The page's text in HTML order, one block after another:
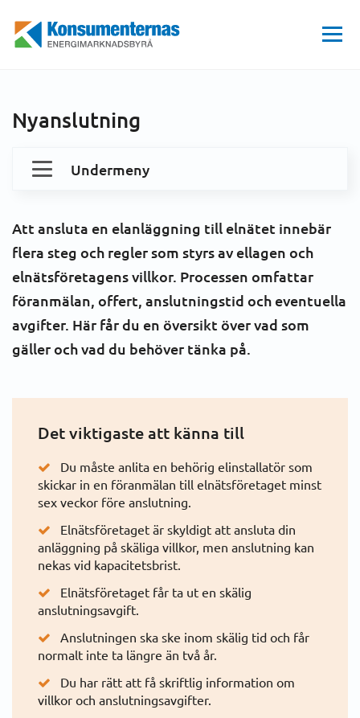
Energimarknadsbyrån
Hem Dina elavtal och kostnader
Ska du flytta eller teckna ett nytt elavtal?
Nyanslutning
Undermeny
Elnätsavtalet
Elhandelsavtalet
Ska du flytta eller teckna ett nytt elavtal?
Utflyttning
Flytta ihop och flytta isär
Nyanslutning
Deposition/Förskott
Fullmakt
Konsumenträtt
Elmarknaden
Att ansluta en elanläggning till elnätet innebär
flera steg och regler som styrs av ellagen och
elnätsföretagens villkor. Processen omfattar
föranmälan, offert, anslutningstid och eventuella
avgifter. Här får du en översikt över vad som
gäller och vad du behöver tänka på.
Det viktigaste att känna till
Du måste anlita en behörig elinstallatör som
skickar in en föranmälan till elnätsföretaget minst
sex veckor före anslutning.
Elnätsföretaget är skyldigt att ansluta din
anläggning på skäliga villkor, men anslutning kan
nekas vid kapacitetsbrist.
Elnätsföretaget får ta ut en skälig
anslutningsavgift.
Anslutningen ska ske inom skälig tid och får
normalt inte ta längre än två år.
Du har rätt att få skriftlig information om
villkor och anslutningsavgifter.